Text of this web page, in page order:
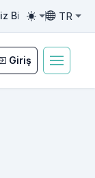
Bilimsel
Toggle
TR
Toggle
Giriş